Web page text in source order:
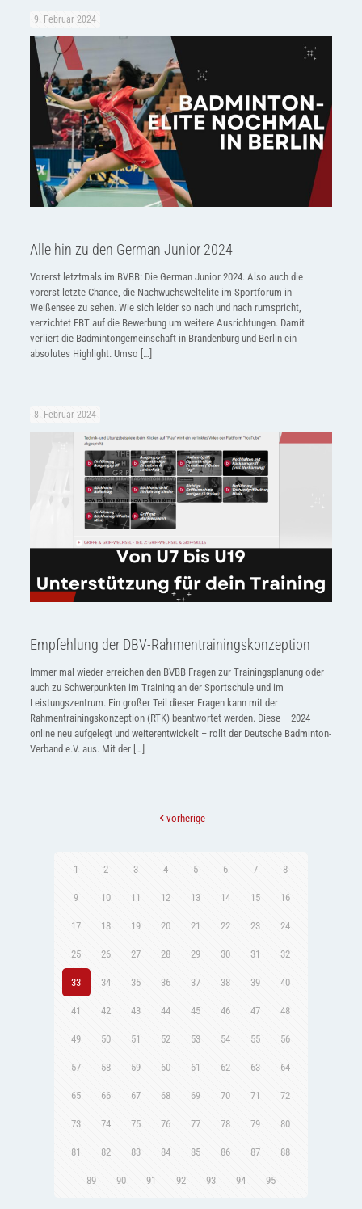
9. Februar 2024
Alle hin zu den German Junior 2024
Vorerst letztmals im BVBB: Die German Junior 2024. Also auch die
vorerst letzte Chance, die Nachwuchsweltelite im Sportforum in
Weißensee zu sehen. Wie sich leider so nach und nach rumspricht,
verzichtet EBT auf die Bewerbung um weitere Ausrichtungen. Damit
verliert die Badmintongemeinschaft in Brandenburg und Berlin ein
absolutes Highlight. Umso […]
8. Februar 2024
Empfehlung der DBV-Rahmentrainingskonzeption
Immer mal wieder erreichen den BVBB Fragen zur Trainingsplanung oder
auch zu Schwerpunkten im Training an der Sportschule und im
Leistungszentrum. Ein großer Teil dieser Fragen kann mit der
Rahmentrainingskonzeption (RTK) beantwortet werden. Diese – 2024
online neu aufgelegt und weiterentwickelt – rollt der Deutsche Badminton-
Verband e.V. aus. Mit der[…]
vorherige
1 2 3 4 5 6 7 8
9 10 11 12 13 14 15 16
17 18 19 20 21 22 23 24
25 26 27 28 29 30 31 32
33 34 35 36 37 38 39 40
41 42 43 44 45 46 47 48
49 50 51 52 53 54 55 56
57 58 59 60 61 62 63 64
65 66 67 68 69 70 71 72
73 74 75 76 77 78 79 80
81 82 83 84 85 86 87 88
89 90 91 92 93 94 95